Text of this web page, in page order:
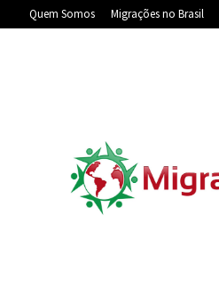
Quem Somos Migrações no Brasil